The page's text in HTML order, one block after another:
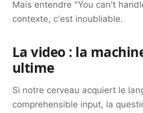
Mais entendre "You can't
contexte, c'est inoubliable.
La video : la
ultime
Si notre cerveau acquiert le
comprehensible input, la